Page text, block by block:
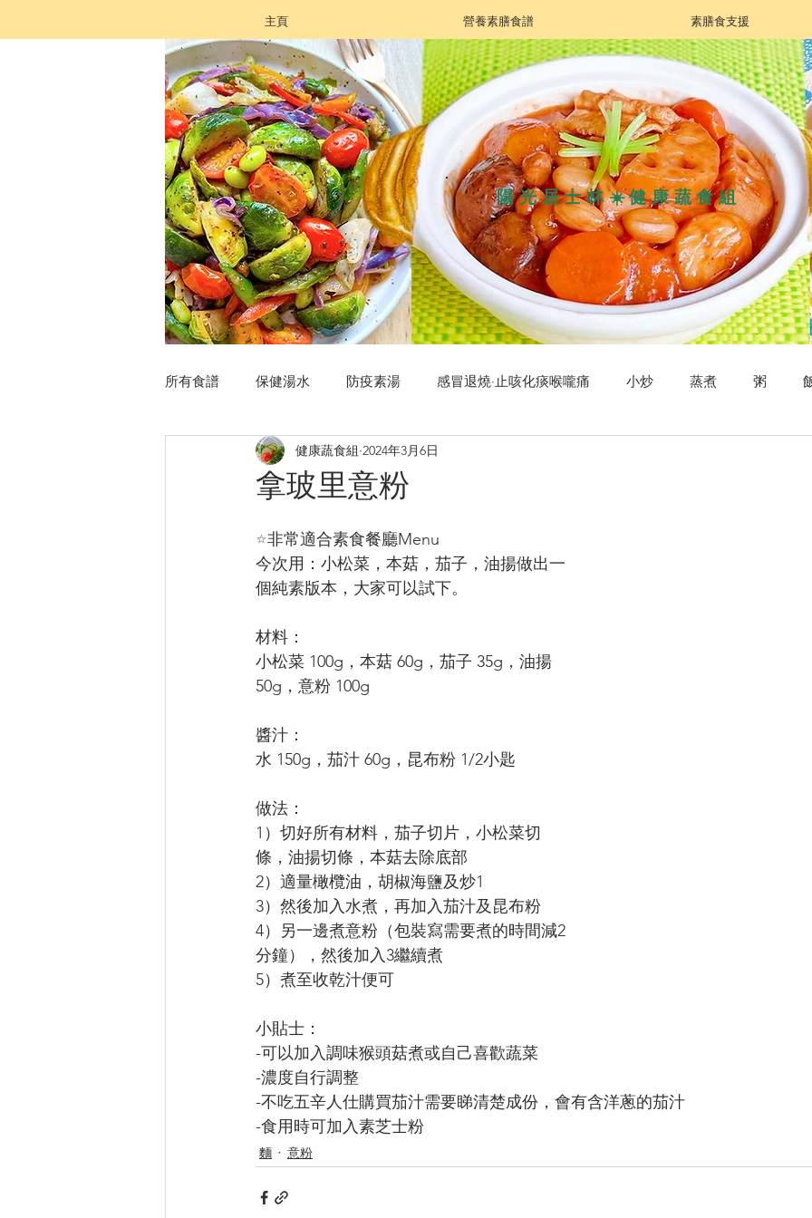
主頁 營養素膳食譜 素膳食支援
陽光居士林☀️健康蔬食組
所有食譜 保健湯水 防疫素湯 感冒退燒·止咳化痰喉嚨痛 小炒 蒸煮 粥
烤焗菜式 日式料理
拿玻里意粉
健康蔬食組 2024年3月6日
⭐️非常適合素食餐廳Menu
今次用：小松菜，本菇，茄子，油揚做出一
個純素版本，大家可以試下。
材料：
小松菜 100g，本菇 60g，茄子 35g，油揚
50g，意粉 100g
醬汁：
水 150g，茄汁 60g，昆布粉 1/2小匙
做法：
1）切好所有材料，茄子切片，小松菜切
條，油揚切條，本菇去除底部
2）適量橄欖油，胡椒海鹽及炒1
3）然後加入水煮，再加入茄汁及昆布粉
4）另一邊煮意粉（包裝寫需要煮的時間減2
分鐘），然後加入3繼續煮
5）煮至收乾汁便可
小貼士：
-可以加入調味猴頭菇煮或自己喜歡蔬菜
-濃度自行調整
-不吃五辛人仕購買茄汁需要睇清楚成份，會有含洋蔥的茄汁
-食用時可加入素芝士粉
麵 意粉